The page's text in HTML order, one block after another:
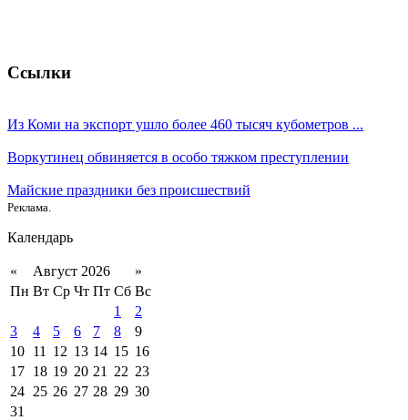
Ссылки
Из Коми на экспорт ушло более 460 тысяч кубометров ...
Воркутинец обвиняется в особо тяжком преступлении
Майские праздники без происшествий
Реклама.
Календарь
« Август 2026
»
Пн Вт Ср Чт Пт Сб Вс
1
2
3
4 5 6 7 8
9
10 11 12 13 14 15 16
17 18 19 20 21 22 23
24 25 26 27 28 29 30
31